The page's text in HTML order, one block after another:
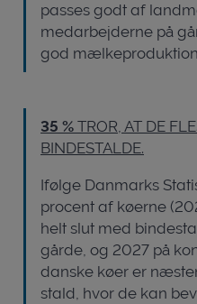
passes godt af
medarbejderne på
god
35 % TROR, AT DE
BINDESTALDE.
Ifølge Danmarks
procent af køerne
helt slut med
gårde, og 2027 på
danske køer er
stald, hvor de kan